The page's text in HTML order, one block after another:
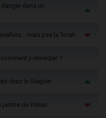
danger dans un
mais pas la Torah
y remédier ?
chez le Steipler
jambe de Yohan